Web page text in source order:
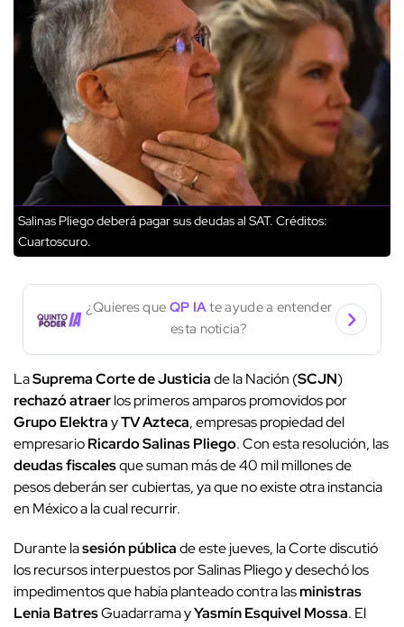
Salinas Pliego deberá pagar sus deudas al SAT. Créditos:
Cuartoscuro.
¿Quieres que QP IAte ayude a entender
esta noticia?
LaSuprema Corte de Justiciade la Nación (SCJN)
rechazó atraerlos primeros amparos promovidos por
Grupo ElektrayTV Azteca, empresas propiedad del
empresarioRicardo Salinas Pliego. Con esta resolución, las
deudas fiscalesque suman más de 40 mil millones de
pesos deberán ser cubiertas, ya que no existe otra instancia
en México a la cual recurrir.
Durante lasesión públicade este jueves, la Corte discutió
los recursos interpuestos por Salinas Pliego y desechó los
impedimentos que había planteado contra lasministras
Lenia BatresGuadarrama yYasmín Esquivel Mossa. El